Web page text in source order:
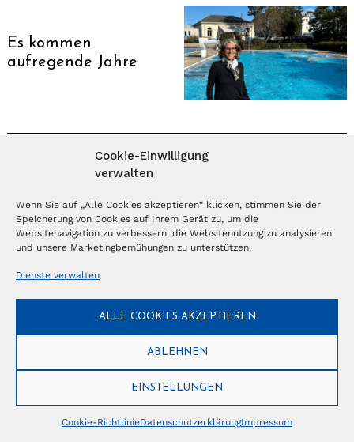
Cookie-Einwilligung
verwalten
Wenn Sie auf „Alle Cookies akzeptieren“ klicken, stimmen Sie der
Speicherung von Cookies auf Ihrem Gerät zu, um die
Websitenavigation zu verbessern, die Websitenutzung zu analysieren
und unsere Marketingbemühungen zu unterstützen.
Dienste verwalten
ALLE COOKIES AKZEPTIEREN
ABLEHNEN
EINSTELLUNGEN
Cookie-RichtlinieDatenschutzerklärungImpressum
Es kommen
aufregende Jahre
MAGAZIN ABONNIEREN
Abonnieren
Anmelden
© Copyright 2026 – Ferientrends // info@tlvg.ch
Tourismus Lifestyle Verlag GmbH // Frohbergweg 1 - CH-3012 Bern //
Datenschutzerklärung //Impressum